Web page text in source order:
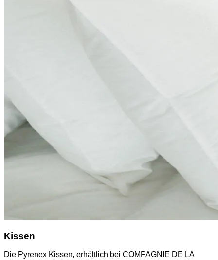
Kissen
Die Pyrenex Kissen, erhältlich bei COMPAGNIE DE LA